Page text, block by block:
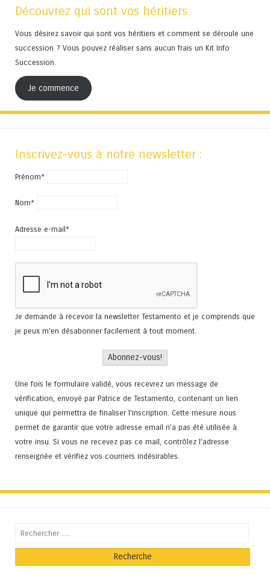
Découvrez qui sont vos héritiers
Vous désirez savoir qui sont vos héritiers et comment se déroule une
succession ? Vous pouvez réaliser sans aucun frais un Kit Info
Succession.
Je commence
Inscrivez-vous à notre newsletter :
Prénom*
Nom*
Adresse e-mail*
Je demande à recevoir la newsletter Testamento et je comprends que
je peux m'en désabonner facilement à tout moment.
Une fois le formulaire validé, vous recevrez un message de
vérification, envoyé par Patrice de Testamento, contenant un lien
unique qui permettra de finaliser l'inscription. Cette mesure nous
permet de garantir que votre adresse email n’a pas été utilisée à
votre insu. Si vous ne recevez pas ce mail, contrôlez l’adresse
renseignée et vérifiez vos courriers indésirables.
Recherche